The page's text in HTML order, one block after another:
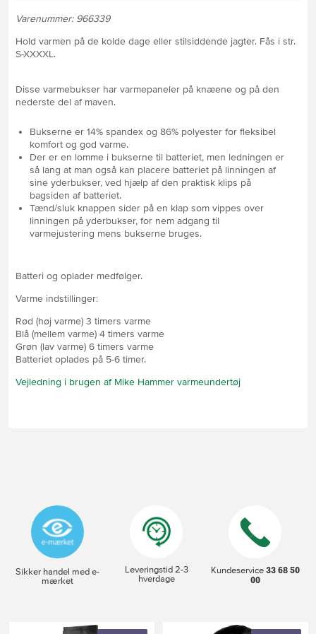
Varenummer: 966339
Hold varmen på de kolde dage eller stilsiddende jagter. Fås i str.
S-XXXXL.
Disse varmebukser har varmepaneler på knæene og på den
nederste del af maven.
Bukserne er 14% spandex og 86% polyester for fleksibel
komfort og god varme.
Der er en lomme i bukserne til batteriet, men ledningen er
så lang at man også kan placere batteriet på linningen af
sine yderbukser, ved hjælp af den praktisk klips på
bagsiden af batteriet.
Tænd/sluk knappen sider på en klap som vippes over
linningen på yderbukser, for nem adgang til
varmejustering mens bukserne bruges.
Batteri og oplader medfølger.
Varme indstillinger:
Rød (høj varme) 3 timers varme
Blå (mellem varme) 4 timers varme
Grøn (lav varme) 6 timers varme
Batteriet oplades på 5-6 timer.
Vejledning i brugen af Mike Hammer varmeundertøj
Sikker handel med e-
mærket
Leveringstid 2-3
hverdage
Kundeservice33 68 50
00